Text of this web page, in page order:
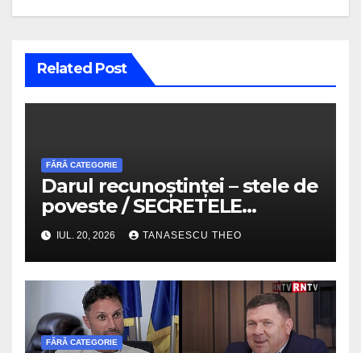
Related Post
FĂRĂ CATEGORIE
Darul recunoștinței – stele de
poveste / SECRETELE
SUCCESULUI / VIDEO
IUL. 20, 2026 TANASESCU THEO
FĂRĂ CATEGORIE